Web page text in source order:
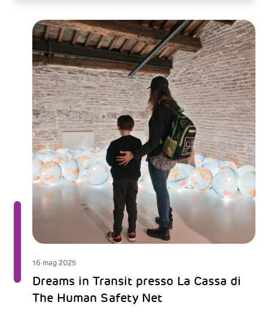
16 mag 2025
Dreams in Transit presso La Cassa di
The Human Safety Net